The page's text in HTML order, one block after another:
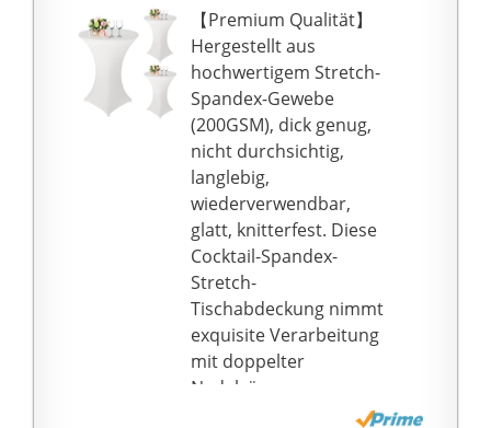
schick aussehende
Möbel.
🌳Premium-Qualität:
Schwarze Cocktail-
Spandex-Stretch-
Tischdecke mit
quadratischen Ecken
besteht aus
hochwertigem Stretch-
Spandex-Stoffmaterial
(200GSM), dick genug,
nicht durchsichtig,
langlebig,
wiederverwendbar,
glatt,
schmutzabweisend und
【Premium Qualität】
Hergestellt aus
hochwertigem Stretch-
Spandex-Gewebe
(200GSM), dick genug,
nicht durchsichtig,
langlebig,
wiederverwendbar,
glatt, knitterfest. Diese
Cocktail-Spandex-
Stretch-
Tischabdeckung nimmt
exquisite Verarbeitung
mit doppelter
Nadelsäumung an,
sauber geführt, kein